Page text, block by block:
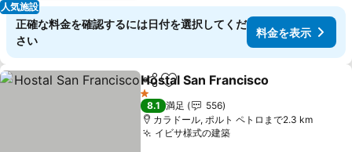
人気施設
正確な料金を確認するには日付を選択してくだ
さい
料金を表示
シェアお気に入りに追加
Hostal San Francisco
1 ホテルのランク
8.1 満足
556
カラドール, ポルト ペトロまで2.3 km
イビサ様式の建築